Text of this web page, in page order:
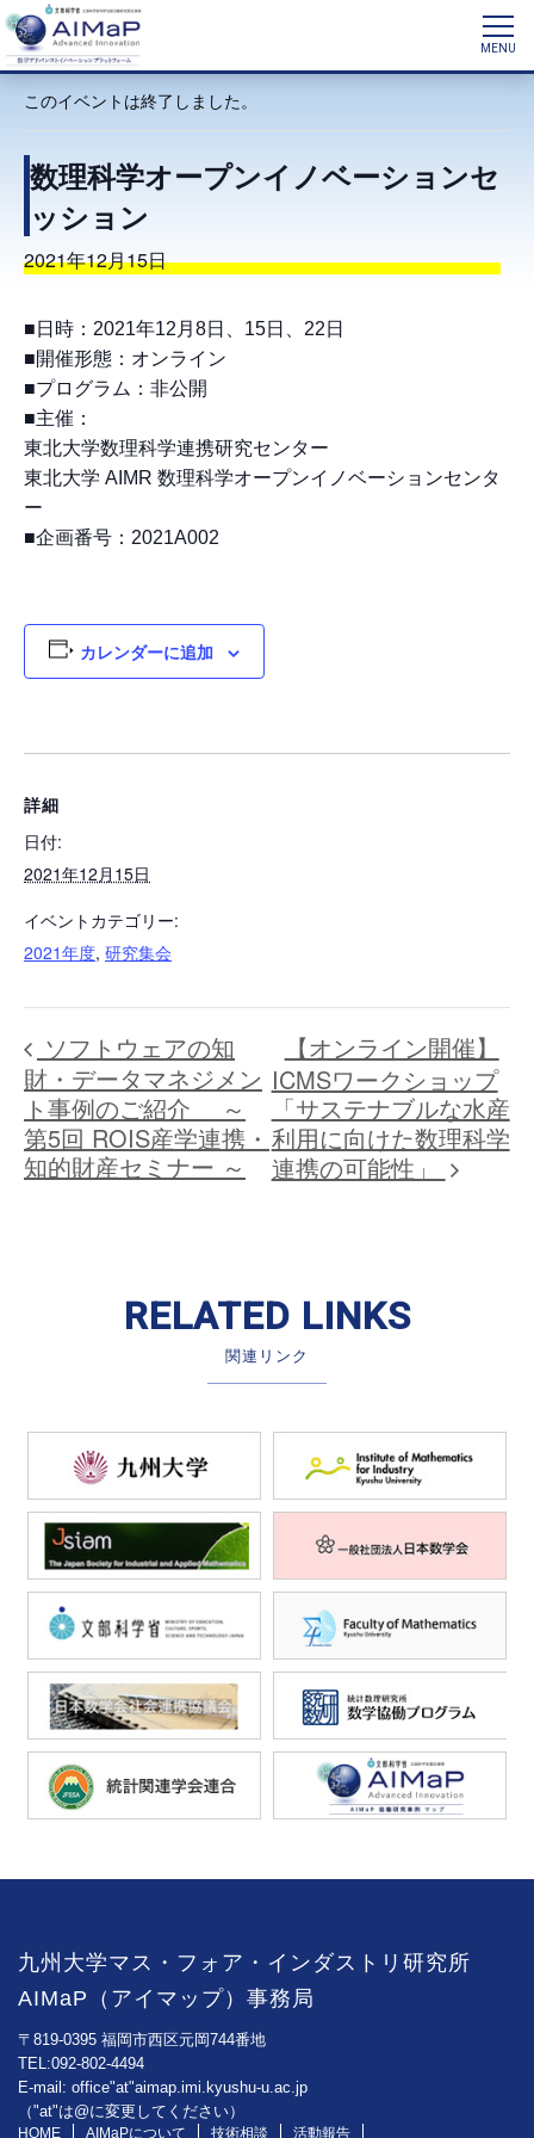
« イベント一覧
このイベントは終了しました。
数理科学オープンイノベーションセ
ッション
2021年12月15日
■日時：2021年12月8日、15日、22日
■開催形態：オンライン
■プログラム：非公開
■主催：
東北大学数理科学連携研究センター
東北大学 AIMR 数理科学オープンイノベーションセンタ
ー
■企画番号：2021A002
カレンダーに追加
詳細
日付:
2021年12月15日
イベントカテゴリー:
2021年度, 研究集会
ソフトウェアの知
財・データマネジメン
ト事例のご紹介 ～
第5回 ROIS産学連携・
知的財産セミナー ～
【オンライン開催】
ICMSワークショップ
「サステナブルな水産
利用に向けた数理科学
連携の可能性」
RELATED LINKS
関連リンク
九州大学マス・フォア・インダストリ研究所
AIMaP（アイマップ）事務局
〒819-0395 福岡市西区元岡744番地
TEL:092-802-4494
E-mail: office"at"aimap.imi.kyushu-u.ac.jp
（"at"は@に変更してください）
HOME AIMaPについて 技術相談 活動報告